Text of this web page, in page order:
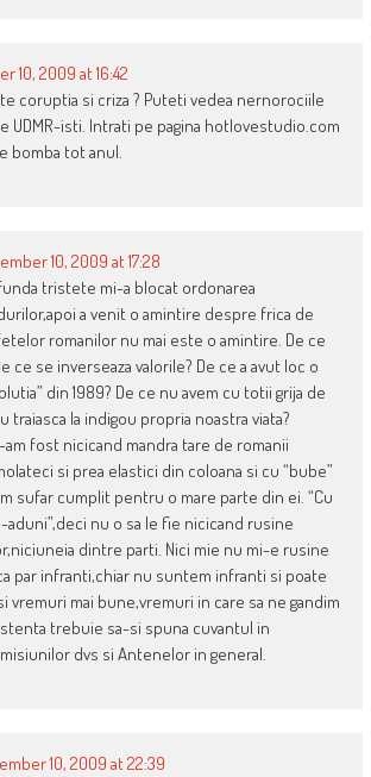
10, 2009 at 16:42
coruptia si criza ? Puteti vedea nernorociile
UDMR-isti. Intrati pe pagina hotlovestudio.com
bomba tot anul.
10, 2009 at 17:28
tristete mi-a blocat ordonarea
a venit o amintire despre frica de
romanilor nu mai este o amintire. De ce
ce se inverseaza valorile? De ce a avut loc o
din 1989? De ce nu avem cu totii grija de
traiasca la indigou propria noastra viata?
fost nicicand mandra tare de romanii
si prea elastici din coloana si cu “bube”
sufar cumplit pentru o mare parte din ei. “Cu
nu o sa le fie nicicand rusine
dintre parti. Nici mie nu mi-e rusine
par infranti,chiar nu suntem infranti si poate
vremuri mai bune,vremuri in care sa ne gandim
trebuie sa-si spuna cuvantul in
dvs si Antenelor in general.
10, 2009 at 22:39